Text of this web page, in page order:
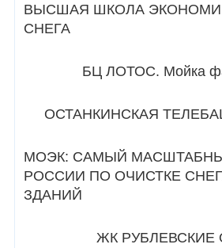
ВЫСШАЯ ШКОЛА
СНЕГА
БЦ ЛОТОС. Мойка
ОСТАНКИНСКАЯ
МОЭК: САМЫЙ
РОССИИ ПО ОЧИСТКЕ
ЗДАНИЙ
ЖК РУБЛЕВСКИЕ